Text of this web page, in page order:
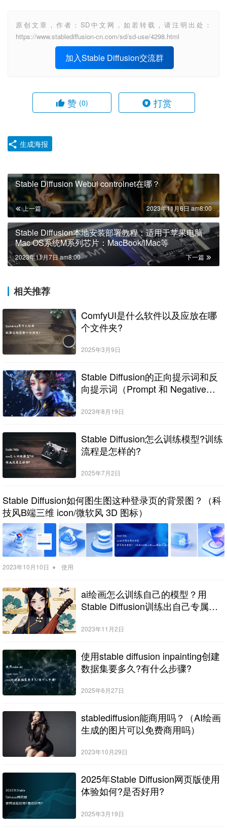
原创文章，作者：SD中文网，如若转载，请注明出处：
https://www.stablediffusion-cn.com/sd/sd-use/4298.html
加入Stable Diffusion交流群
赞 (0) 打赏
生成海报
Stable Diffusion Webui controlnet在哪？
上一篇 2023年11月6日 am8:00
Stable Diffusion本地安装部署教程：适用于苹果电脑
Mac OS系统M系列芯片：MacBook/iMac等
下一篇
2023年11月7日 am8:00
相关推荐
ComfyUI是什么软件以及应放在哪
个文件夹?
2025年3月9日
Stable Diffusion的正向提示词和反
向提示词（Prompt 和 Negative
2023年8月19日
Stable Diffusion怎么训练模型?训练
流程是怎样的?
2025年7月2日
Stable Diffusion如何图生图这种登录页的背景图？（科
技风B端三维 icon/微软风 3D 图标）
2023年10月10日 • 使用
ai绘画怎么训练自己的模型？用
Stable Diffusion训练出自己专属的
2023年11月2日
使用stable diffusion inpainting创建
数据集要多久?有什么步骤?
2025年6月27日
stablediffusion能商用吗？（AI绘画
生成的图片可以免费商用吗）
2023年10月29日
2025年Stable Diffusion网页版使用
体验如何?是否好用?
2025年3月19日